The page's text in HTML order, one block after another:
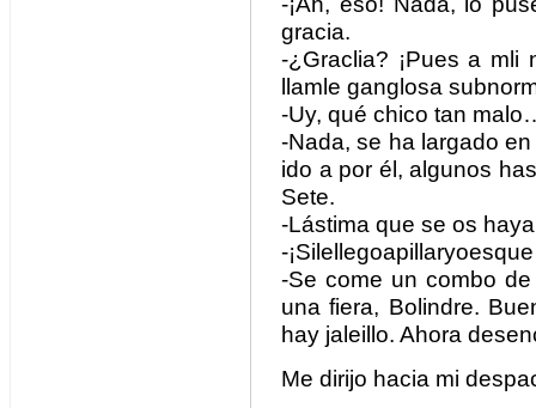
gracia.
-¿Graclia? ¡Pues a mli
llamle ganglosa
-Uy, qué chico tan
-Nada, se ha largado
ido a por él, algunos
Sete.
-Lástima que se os
-
-Se come un combo
una fiera, Bolindre.
hay jaleillo. Ahora
Me dirijo hacia mi